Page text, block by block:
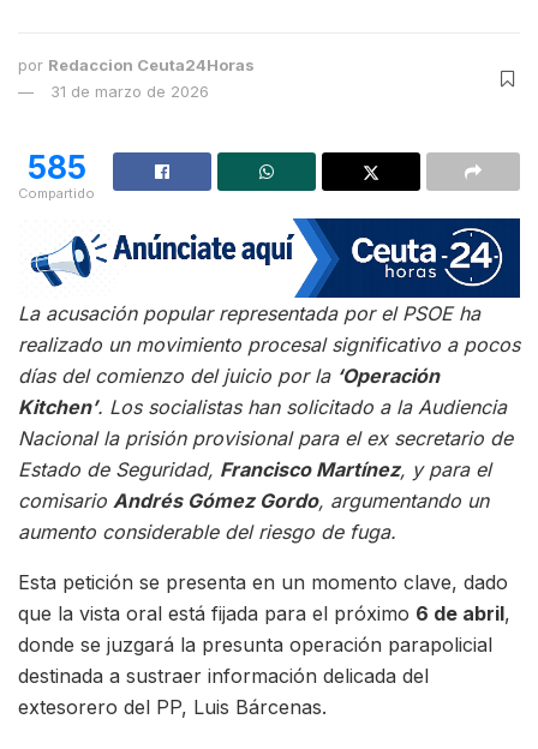
por Redaccion Ceuta24Horas
31 de marzo de 2026
585
Compartido
La acusación popular representada por el PSOE ha
realizado un movimiento procesal significativo a pocos
días del comienzo del juicio por la ‘Operación
Kitchen’. Los socialistas han solicitado a la Audiencia
Nacional la prisión provisional para el ex secretario de
Estado de Seguridad, Francisco Martínez, y para el
comisario Andrés Gómez Gordo, argumentando un
aumento considerable del riesgo de fuga.
Esta petición se presenta en un momento clave, dado
que la vista oral está fijada para el próximo 6 de abril,
donde se juzgará la presunta operación parapolicial
destinada a sustraer información delicada del
extesorero del PP, Luis Bárcenas.